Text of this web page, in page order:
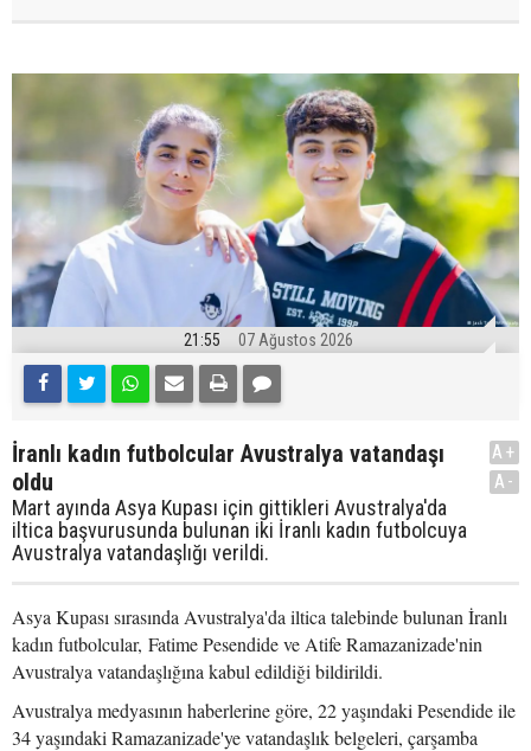
21:55 07 Ağustos 2026
İranlı kadın futbolcular Avustralya vatandaşı
oldu
Mart ayında Asya Kupası için gittikleri Avustralya'da
iltica başvurusunda bulunan iki İranlı kadın futbolcuya
Avustralya vatandaşlığı verildi.
A+
A-
Asya Kupası sırasında Avustralya'da iltica talebinde bulunan İranlı
kadın futbolcular, Fatime Pesendide ve Atife Ramazanizade'nin
Avustralya vatandaşlığına kabul edildiği bildirildi.
Avustralya medyasının haberlerine göre, 22 yaşındaki Pesendide ile
34 yaşındaki Ramazanizade'ye vatandaşlık belgeleri, çarşamba